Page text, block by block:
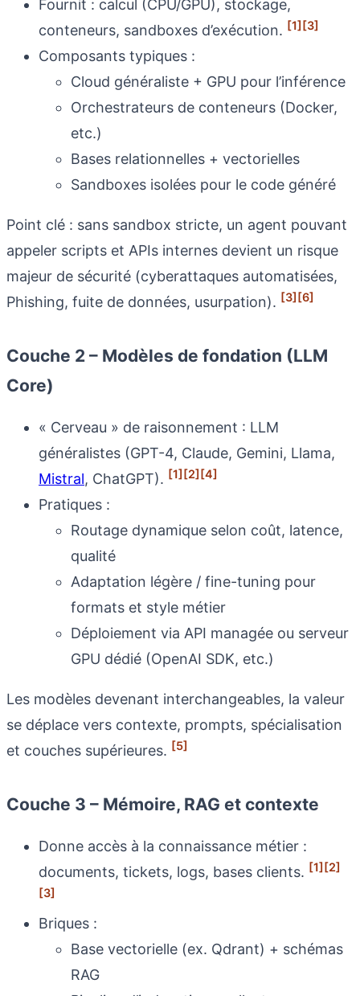
Fournit : calcul (CPU/GPU), stockage,
conteneurs, sandboxes d’exécution. [1][3]
Composants typiques :
Cloud généraliste + GPU pour l’inférence
Orchestrateurs de conteneurs (Docker,
etc.)
Bases relationnelles + vectorielles
Sandboxes isolées pour le code généré
Point clé : sans sandbox stricte, un agent pouvant
appeler scripts et APIs internes devient un risque
majeur de sécurité (cyberattaques automatisées,
Phishing, fuite de données, usurpation). [3][6]
Couche 2 – Modèles de fondation (LLM
Core)
« Cerveau » de raisonnement : LLM
généralistes (GPT-4, Claude, Gemini, Llama,
Mistral, ChatGPT). [1][2][4]
Pratiques :
Routage dynamique selon coût, latence,
qualité
Adaptation légère / fine-tuning pour
formats et style métier
Déploiement via API managée ou serveur
GPU dédié (OpenAI SDK, etc.)
Les modèles devenant interchangeables, la valeur
se déplace vers contexte, prompts, spécialisation
et couches supérieures. [5]
Couche 3 – Mémoire, RAG et contexte
Donne accès à la connaissance métier :
documents, tickets, logs, bases clients. [1][2]
[3]
Briques :
Base vectorielle (ex. Qdrant) + schémas
RAG